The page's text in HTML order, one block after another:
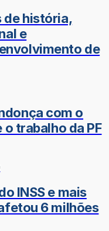
de história,
e
de
com o
trabalho da PF
INSS e mais
6 milhões